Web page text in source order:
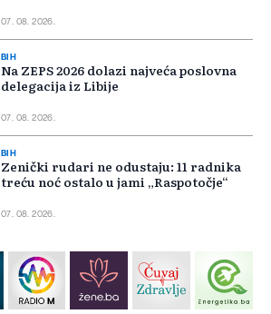
07. 08. 2026.
BIH
Na ZEPS 2026 dolazi najveća poslovna
delegacija iz Libije
07. 08. 2026.
BIH
Zenički rudari ne odustaju: 11 radnika
treću noć ostalo u jami „Raspotočje“
07. 08. 2026.